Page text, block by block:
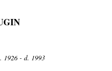
1926 - d. 1993